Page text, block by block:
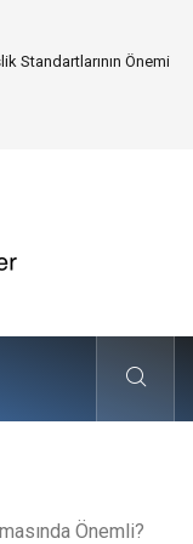
Miras Bırakacaksınız?
Önemli?